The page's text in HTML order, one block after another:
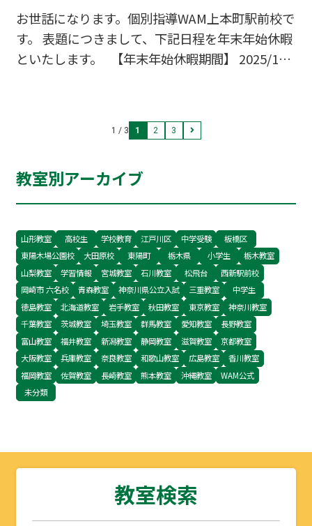
と分野 大阪工業大学は、特に「工学部」と「知的
財産学部」において独自の強みを持っています。
建築・土木分野（工学部）：伝統的に非常に強
く、数多くの建築家や技術者を輩出しています。
お世話になります。個別指導WAM上本町駅前校で
す。 表題につきまして、下記日程を年末年始休暇
といたします。 【年末年始休暇期間】 2025/12/
た、本日12/23にて通常授業が終了です！ 12/24
～12/27は振替、冬期講習のみです。 加えて、1
おります。 自習室を使いたい方は12/24.26.27に
てご利用くださいませ。 よろしくお願いいたし
1 / 3 1 2 3
教室別アーカイブ
山形教室 高校生 学校教育 江戸川区 中学受験
板橋区
東陽木場公園校
大田原校 東陽町 栃木県 小学生
栃木教室
山梨教室
学習情報 宮城教室 石川教室 松飛台
西新駅前校
岡崎市 六名校
青森教室 神奈川県公立入試 三重教室
中学生
徳島教室
北海道教室 岩手教室 秋田教室 東京教室
神奈川教室
千葉教室
茨城教室 埼玉教室 群馬教室 愛知教室
長野教室
富山教室
福井教室 新潟教室 静岡教室 滋賀教室
京都教室
大阪教室
兵庫教室 奈良教室 和歌山教室 広島教室
香川教室
福岡教室
佐賀教室 長崎教室 熊本教室 沖縄教室
WAM公式
未分類
教室検索